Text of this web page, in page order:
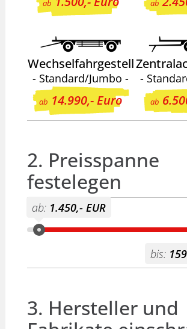
ab ab
Wechselfahrgestell
- Standard/Jumbo -
ab 14.990,- Euro
-
ab
2. Preisspanne
festelegen
ab: 1.450,- EUR
bis:
3. Hersteller und